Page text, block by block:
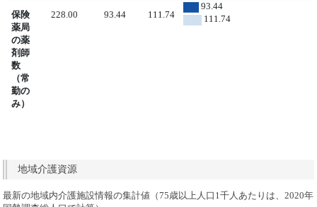
保険
薬局
の薬
剤師
数
（常
勤の
み）
228.00 93.44 111.74
93.44
111.74
地域介護資源
最新の地域内介護施設情報の集計値（75歳以上人口1千人あたりは、2020年